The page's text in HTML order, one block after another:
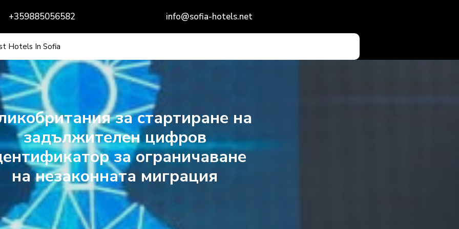
+359885056582 info@sofia-hotels.net
Hotels In Sofia
за стартиране на
задължителен цифров
за ограничаване
на незаконната миграция